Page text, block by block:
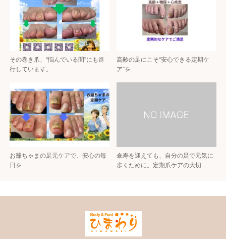
その巻き爪、“悩んでいる間”にも進
行しています。
高齢の足にこそ“安心できる定期ケ
ア”を
お爺ちゃまの足元ケアで、安心の毎
日を
傘寿を迎えても、自分の足で元気に
歩くために。定期爪ケアの大切…